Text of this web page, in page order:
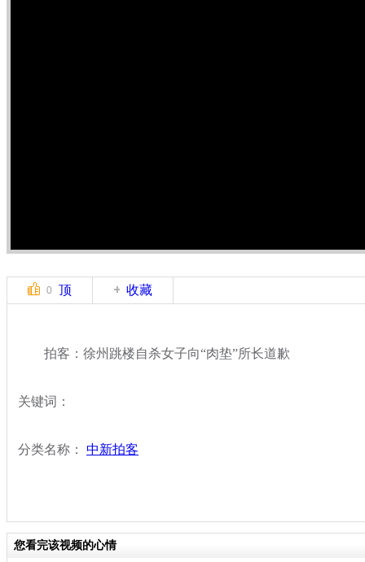
0 顶 收藏
拍客：徐州跳楼自杀女子向“肉垫”所长道歉
关键词：
分类名称： 中新拍客
您看完该视频的心情